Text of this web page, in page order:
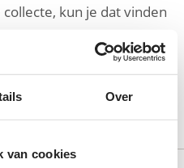
Over
van cookies
kun je dat vinden